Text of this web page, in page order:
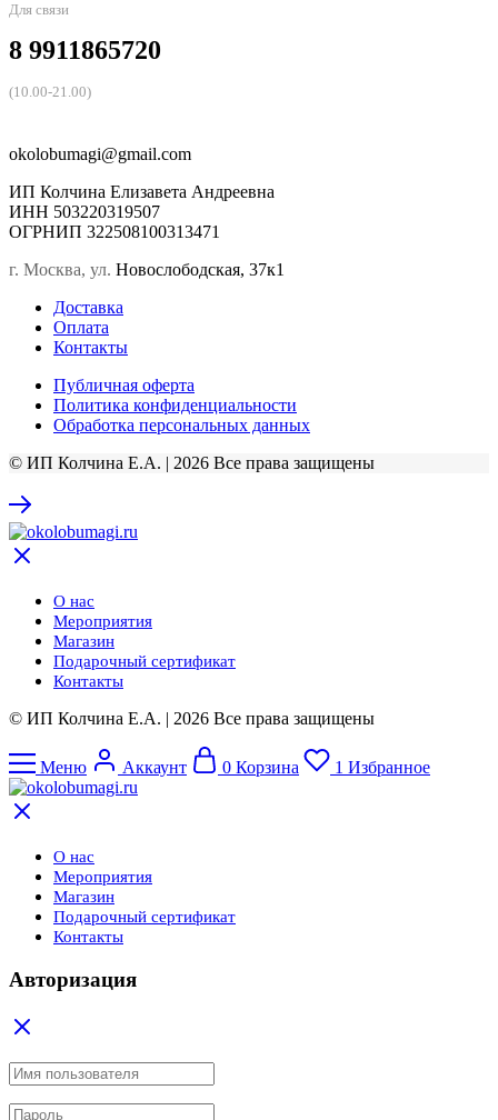
Для связи
8 9911865720
(10.00-21.00)
okolobumagi@gmail.com
ИП Колчина Елизавета Андреевна
ИНН 503220319507
ОГРНИП 322508100313471
г. Москва, ул. Новослободская, 37к1
Доставка
Оплата
Контакты
Публичная оферта
Политика конфиденциальности
Обработка персональных данных
© ИП Колчина Е.А. | 2026 Все права защищены
О нас
Мероприятия
Магазин
Подарочный сертификат
Контакты
© ИП Колчина Е.А. | 2026 Все права защищены
Меню Аккаунт 0 Корзина 1 Избранное
О нас
Мероприятия
Магазин
Подарочный сертификат
Контакты
Авторизация